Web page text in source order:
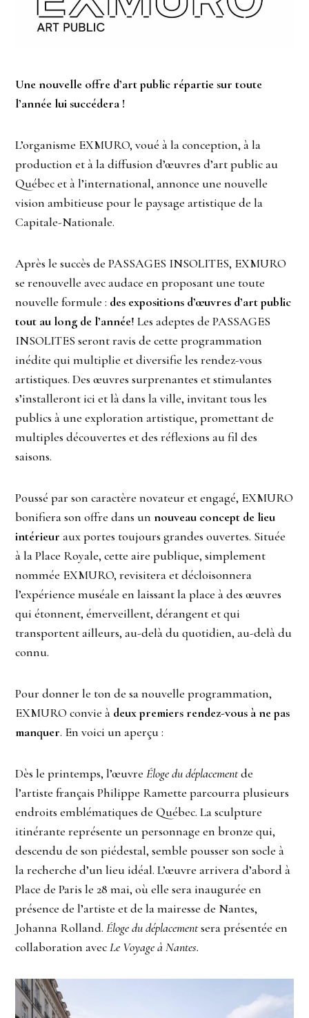
Une nouvelle offre d’art public répartie sur toute
l’année lui succédera !
L’organisme EXMURO, voué à la conception, à la
production et à la diffusion d’œuvres d’art public au
Québec et à l’international, annonce une nouvelle
vision ambitieuse pour le paysage artistique de la
Capitale-Nationale.
Après le succès de PASSAGES INSOLITES, EXMURO
se renouvelle avec audace en proposant une toute
nouvelle formule : des expositions d’œuvres d’art public
tout au long de l’année! Les adeptes de PASSAGES
INSOLITES seront ravis de cette programmation
inédite qui multiplie et diversifie les rendez-vous
artistiques. Des œuvres surprenantes et stimulantes
s’installeront ici et là dans la ville, invitant tous les
publics à une exploration artistique, promettant de
multiples découvertes et des réflexions au fil des
saisons.
Poussé par son caractère novateur et engagé, EXMURO
bonifiera son offre dans unnouveau concept de lieu
intérieur aux portes toujours grandes ouvertes. Située
à la Place Royale, cette aire publique, simplement
nommée EXMURO, revisitera et décloisonnera
l’expérience muséale en laissant la place à des œuvres
qui étonnent, émerveillent, dérangent et qui
transportent ailleurs, au-delà du quotidien, au-delà du
connu.
Pour donner le ton de sa nouvelle programmation,
EXMURO convie à deux premiers rendez-vous à ne pas
manquer. En voici un aperçu :
Dès le printemps, l’œuvreÉloge du déplacementde
l’artiste français Philippe Ramette parcourra plusieurs
endroits emblématiques de Québec. La sculpture
itinérante représente un personnage en bronze qui,
descendu de son piédestal, semble pousser son socle à
la recherche d’un lieu idéal. L’œuvre arrivera d’abord à
Place de Paris le 28 mai, où elle sera inaugurée en
présence de l’artiste et de la mairesse de Nantes,
Johanna Rolland.Éloge du déplacementsera présentée en
collaboration avecLe Voyage à Nantes.